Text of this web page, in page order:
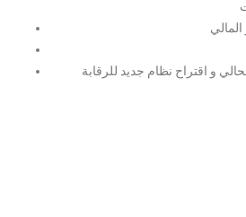
و اقتراح نظام جديد للرقابة